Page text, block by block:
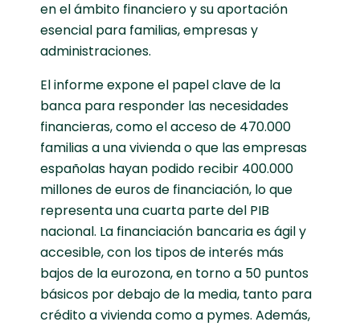
en el ámbito financiero y su aportación
esencial para familias, empresas y
administraciones.
El informe expone el papel clave de la
banca para responder las necesidades
financieras, como el acceso de 470.000
familias a una vivienda o que las empresas
españolas hayan podido recibir 400.000
millones de euros de financiación, lo que
representa una cuarta parte del PIB
nacional. La financiación bancaria es ágil y
accesible, con los tipos de interés más
bajos de la eurozona, en torno a 50 puntos
básicos por debajo de la media, tanto para
crédito a vivienda como a pymes. Además,